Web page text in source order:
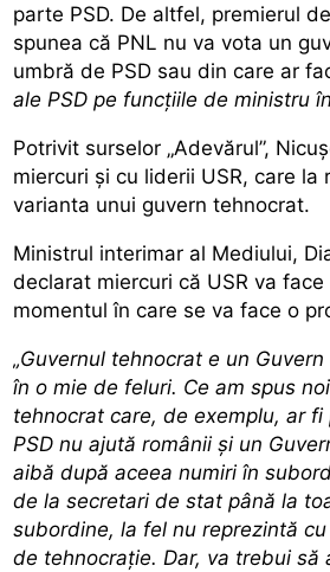
parte PSD. De altfel, premierul
spunea că PNL nu va vota un
umbră de PSD sau din care ar
ale PSD pe funcțiile de ministru
Potrivit surselor „Adevărul”,
miercuri și cu liderii USR, care la
varianta unui guvern tehnocrat.
Ministrul interimar al Mediului,
declarat miercuri că USR va face
momentul în care se va face o
„Guvernul tehnocrat e un
în o mie de feluri. Ce am spus
tehnocrat care, de exemplu, ar fi
PSD nu ajută românii şi un
aibă după aceea numiri în
de la secretari de stat până la
subordine, la fel nu reprezintă
de tehnocrație. Dar, va trebui să